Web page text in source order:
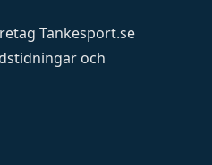
Tankesport.se
och